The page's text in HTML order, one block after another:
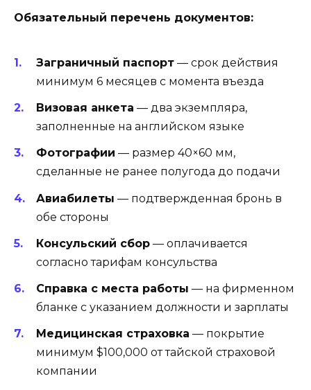
Обязательный перечень документов:
Заграничный паспорт — срок действия
минимум 6 месяцев с момента въезда
Визовая анкета — два экземпляра,
заполненные на английском языке
Фотографии — размер 40×60 мм,
сделанные не ранее полугода до подачи
Авиабилеты — подтвержденная бронь в
обе стороны
Консульский сбор — оплачивается
согласно тарифам консульства
Справка с места работы — на фирменном
бланке с указанием должности и зарплаты
Медицинская страховка — покрытие
минимум $100,000 от тайской страховой
компании